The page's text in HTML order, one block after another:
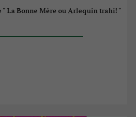
La Bonne Mère ou Arlequin trahi! "